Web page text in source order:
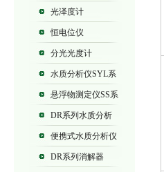
SD9012B、SD9012
光泽度计
恒电位仪
分光光度计
水质分析仪SYL系
列、SD90系列
悬浮物测定仪SS系
DR系列水质分析
便携式水质分析仪
DR系列消解器